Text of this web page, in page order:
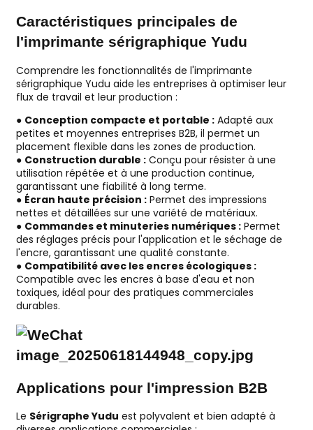
Caractéristiques principales de
l'imprimante sérigraphique Yudu
Comprendre les fonctionnalités de l'imprimante
sérigraphique Yudu aide les entreprises à optimiser leur
flux de travail et leur production :
● Conception compacte et portable :Adapté aux
petites et moyennes entreprises B2B, il permet un
placement flexible dans les zones de production.
● Construction durable :Conçu pour résister à une
utilisation répétée et à une production continue,
garantissant une fiabilité à long terme.
● Écran haute précision :Permet des impressions
nettes et détaillées sur une variété de matériaux.
● Commandes et minuteries numériques :Permet
des réglages précis pour l'application et le séchage de
l'encre, garantissant une qualité constante.
● Compatibilité avec les encres écologiques :
Compatible avec les encres à base d'eau et non
toxiques, idéal pour des pratiques commerciales
durables.
Applications pour l'impression B2B
Le Sérigraphe Yudu est polyvalent et bien adapté à